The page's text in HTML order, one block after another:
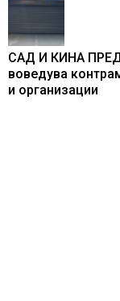
САД И КИНА
воведува
и организации